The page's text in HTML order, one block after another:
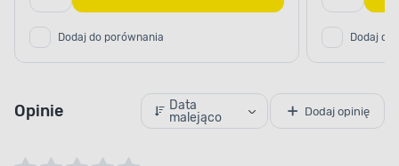
Dodaj do porównania Dodaj do
Opinie
Data
malejąco
Dodaj opinię